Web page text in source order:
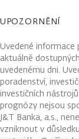
UPOZORNĚNÍ
Uvedené informace
aktuálně
uvedenému dni.
poradenství,
investičních
prognózy nejsou
J&T Banka, a.s.,
vzniknout v